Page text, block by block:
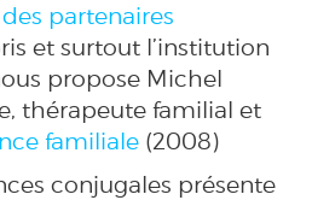
partenaires
et surtout l’institution
propose Michel
thérapeute familial et
familiale (2008)
conjugales présente